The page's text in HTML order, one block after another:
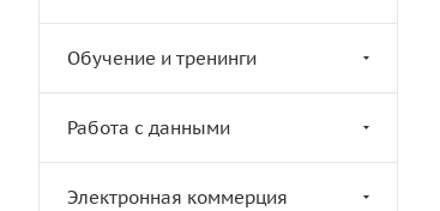
Обучение и тренинги
Работа с данными
Электронная коммерция